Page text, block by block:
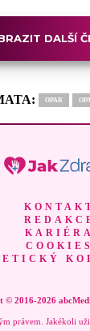
DALŠÍ
OPAR
KARIÉRA
COOKIES
ETICKÝ
© 2016-2026
právem. Jakékoli